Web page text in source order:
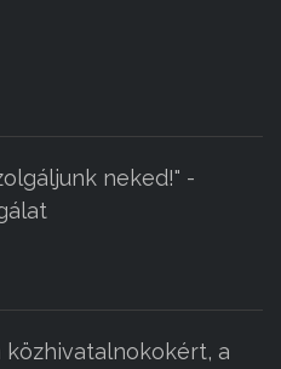
neked!" -
közhivatalnokokért, a